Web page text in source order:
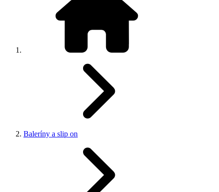
Baleríny a slip on